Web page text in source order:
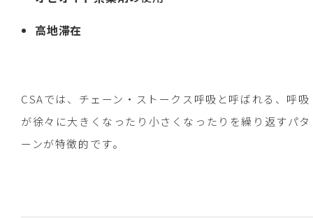
高地滞在
CSAでは、チェーン・ストークス呼吸と呼ばれる、呼吸
が徐々に大きくなったり小さくなったりを繰り返すパタ
ーンが特徴的です。